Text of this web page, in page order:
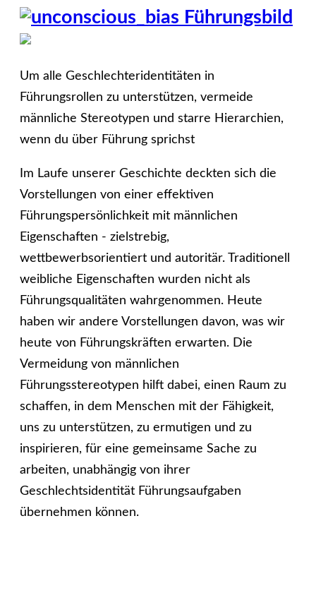
Führungsbild
Um alle Geschlechteridentitäten in
Führungsrollen zu unterstützen, vermeide
männliche Stereotypen und starre Hierarchien,
wenn du über Führung sprichst
Im Laufe unserer Geschichte deckten sich die
Vorstellungen von einer effektiven
Führungspersönlichkeit mit männlichen
Eigenschaften - zielstrebig,
wettbewerbsorientiert und autoritär. Traditionell
weibliche Eigenschaften wurden nicht als
Führungsqualitäten wahrgenommen. Heute
haben wir andere Vorstellungen davon, was wir
heute von Führungskräften erwarten. Die
Vermeidung von männlichen
Führungsstereotypen hilft dabei, einen Raum zu
schaffen, in dem Menschen mit der Fähigkeit,
uns zu unterstützen, zu ermutigen und zu
inspirieren, für eine gemeinsame Sache zu
arbeiten, unabhängig von ihrer
Geschlechtsidentität Führungsaufgaben
übernehmen können.